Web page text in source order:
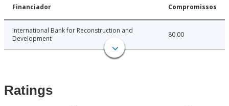
Financiador Compromissos
International Bank for Reconstruction and
Development
80.00
Ratings